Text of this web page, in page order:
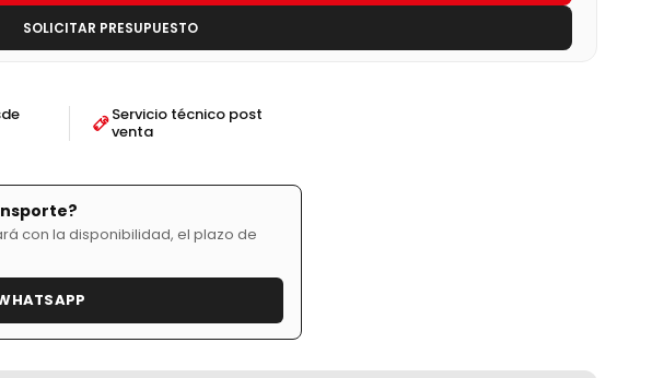
SOLICITAR PRESUPUESTO
Servicio técnico post
venta
con la disponibilidad, el plazo de